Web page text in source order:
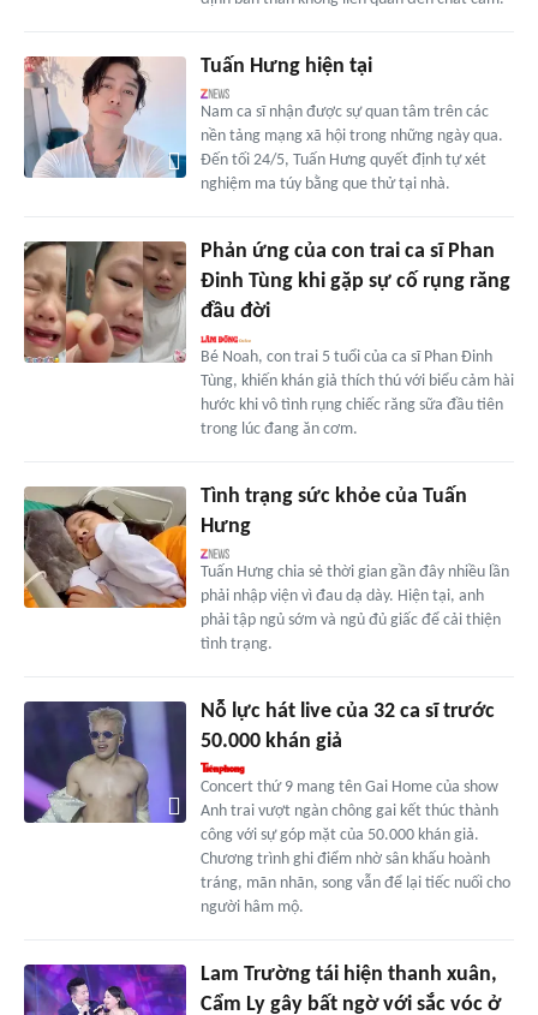
Tuấn Hưng hiện tại
Nam ca sĩ nhận được sự quan tâm trên các
nền tảng mạng xã hội trong những ngày qua.
Đến tối 24/5, Tuấn Hưng quyết định tự xét
nghiệm ma túy bằng que thử tại nhà.
Phản ứng của con trai ca sĩ Phan
Đinh Tùng khi gặp sự cố rụng răng
đầu đời
Bé Noah, con trai 5 tuổi của ca sĩ Phan Đinh
Tùng, khiến khán giả thích thú với biểu cảm hài
hước khi vô tình rụng chiếc răng sữa đầu tiên
trong lúc đang ăn cơm.
Tình trạng sức khỏe của Tuấn
Hưng
Tuấn Hưng chia sẻ thời gian gần đây nhiều lần
phải nhập viện vì đau dạ dày. Hiện tại, anh
phải tập ngủ sớm và ngủ đủ giấc để cải thiện
tình trạng.
Nỗ lực hát live của 32 ca sĩ trước
50.000 khán giả
Concert thứ 9 mang tên Gai Home của show
Anh trai vượt ngàn chông gai kết thúc thành
công với sự góp mặt của 50.000 khán giả.
Chương trình ghi điểm nhờ sân khấu hoành
tráng, mãn nhãn, song vẫn để lại tiếc nuối cho
người hâm mộ.
Lam Trường tái hiện thanh xuân,
Cẩm Ly gây bất ngờ với sắc vóc ở